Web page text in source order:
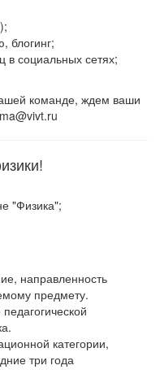
блогинг;
в социальных сетях;
команде, ждем ваши
"Физика";
направленность
предмету.
категории,
три года